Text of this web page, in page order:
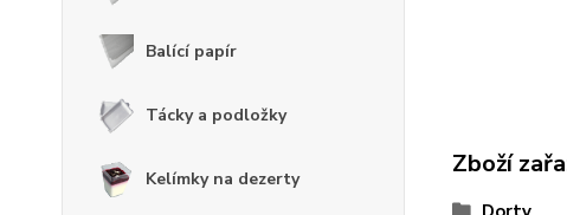
Balící papír
Tácky a podložky
Kelímky na dezerty Zboží